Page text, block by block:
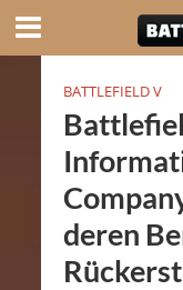
BATTLEFIELD V
deren